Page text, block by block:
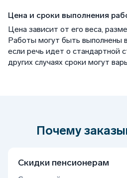
Цена и сроки выполнения
Цена зависит от его веса,
Работы могут быть выполнены
если речь идет о стандартной
других случаях сроки могут
Почему
Скидки пенсионерам